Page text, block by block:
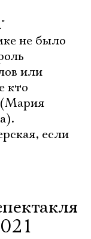
не было
или
кто
(Мария
если